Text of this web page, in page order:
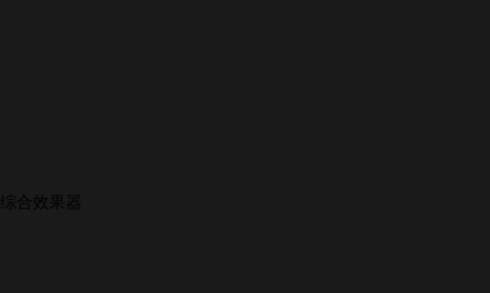
综合效果器